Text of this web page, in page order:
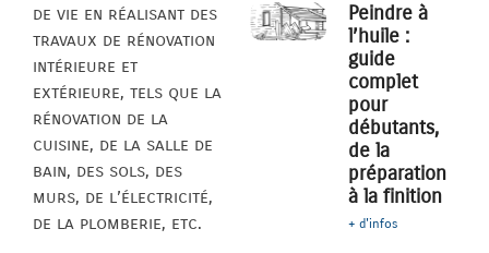
de vie en réalisant des
travaux de rénovation
intérieure et
extérieure, tels que la
rénovation de la
cuisine, de la salle de
bain, des sols, des
murs, de l’électricité,
de la plomberie, etc.
Peindre à
l’huile :
guide
complet
pour
débutants,
de la
préparation
à la finition
+ d'infos